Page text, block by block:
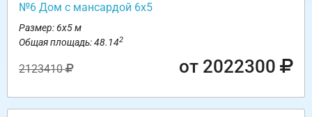
№6 Дом с мансардой 6х5
Размер: 6х5 м
Общая площадь: 48.142
2123410 от 2022300